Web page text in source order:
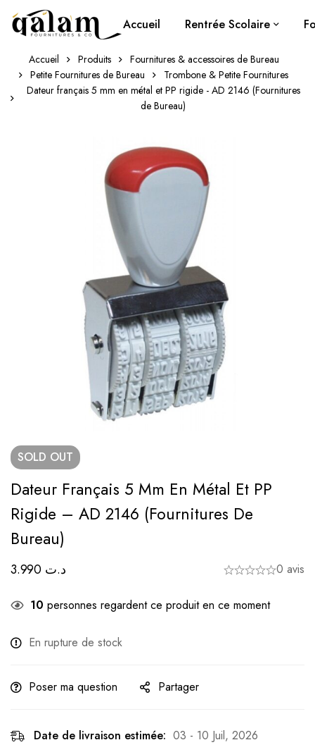
Accueil Rentrée Scolaire
Accueil Produits
Fournitures & accessoires de Bureau
Petite Fournitures de Bureau
Trombone & Petite Fournitures
Dateur français 5 mm en métal et PP rigide - AD 2146 (Fournitures
de Bureau)
SOLD OUT
Dateur Français 5 Mm En Métal Et PP
Rigide – AD 2146 (Fournitures De
Bureau)
د.ت 0 avis
10 personnes regardent ce produit en ce moment
En rupture de stock
Poser ma question Partager
Date de livraison estimée: 03 - 10 Juil, 2026